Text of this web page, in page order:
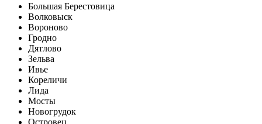
Большая Берестовица
Волковыск
Вороново
Гродно
Дятлово
Зельва
Ивье
Кореличи
Лида
Мосты
Новогрудок
Островец